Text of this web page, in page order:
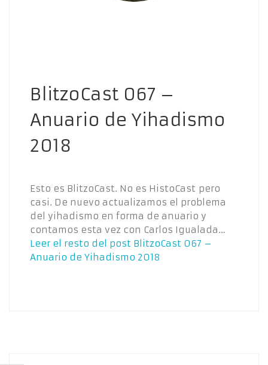
BlitzoCast 067 –
Anuario de Yihadismo
2018
Esto es BlitzoCast. No es HistoCast pero
casi. De nuevo actualizamos el problema
del yihadismo en forma de anuario y
contamos esta vez con Carlos Igualada…
Leer el resto del post BlitzoCast 067 –
Anuario de Yihadismo 2018